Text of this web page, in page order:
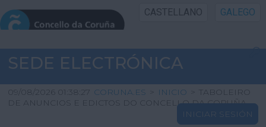
CASTELLANO GALEGO
INICIO SEDE
INICIO
INFORMACIÓN PÚBLICA
SEDE ELECTRÓNICA
09/08/2026 01:38:27 CORUNA.ES > INICIO > TABOLEIRO
DE ANUNCIOS E EDICTOS DO CONCELLO DA CORUÑA
INICIAR SESIÓN